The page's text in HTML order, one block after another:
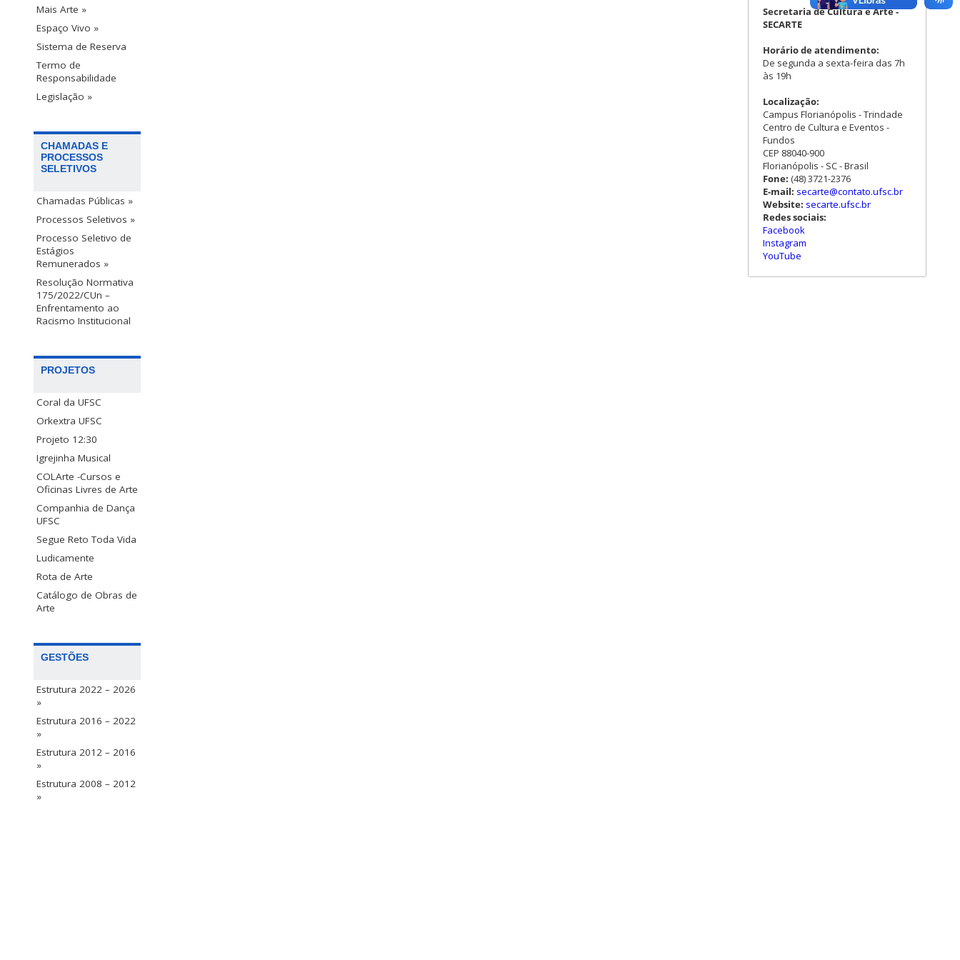
Mais Arte »
Espaço Vivo »
Sistema de Reserva
Termo de
Responsabilidade
Legislação »
CHAMADAS E
PROCESSOS
SELETIVOS
Chamadas Públicas »
Processos Seletivos »
Processo Seletivo de
Estágios
Remunerados »
Resolução Normativa
175/2022/CUn –
Enfrentamento ao
Racismo Institucional
PROJETOS
Coral da UFSC
Orkextra UFSC
Projeto 12:30
Igrejinha Musical
COLArte -Cursos e
Oficinas Livres de Arte
Companhia de Dança
UFSC
Segue Reto Toda Vida
Ludicamente
Rota de Arte
Catálogo de Obras de
Arte
GESTÕES
Estrutura 2022 – 2026
»
Estrutura 2016 – 2022
»
Estrutura 2012 – 2016
»
Estrutura 2008 – 2012
»
Secretaria de Cultura e Arte -
SECARTE
Horário de atendimento:
De segunda a sexta-feira das 7h
às 19h
Localização:
Campus Florianópolis - Trindade
Centro de Cultura e Eventos -
Fundos
CEP 88040-900
Florianópolis - SC - Brasil
Fone: (48) 3721-2376
E-mail: secarte@contato.ufsc.br
Website: secarte.ufsc.br
Redes sociais:
Facebook
Instagram
YouTube